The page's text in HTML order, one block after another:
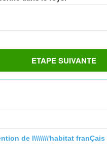
de l\\\\\\\'habitat